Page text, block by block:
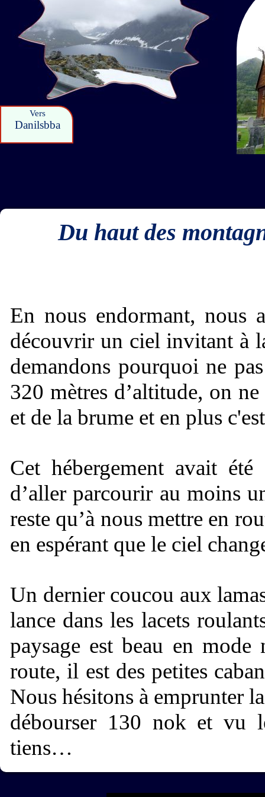
Vers
Danilsbba
Du haut des
En nous endormant, nous
découvrir un ciel invitant à
demandons pourquoi ne
320 mètres d’altitude, on
et de la brume et en plus
Cet hébergement avait
d’aller parcourir au moins
reste qu’à nous mettre en
en espérant que le ciel
Un dernier coucou aux
lance dans les lacets
paysage est beau en
route, il est des petites
Nous hésitons à emprunter
débourser 130 nok et vu
tiens…